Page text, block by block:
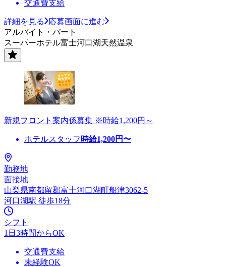
交通費支給
詳細を見る
応募画面に進む
アルバイト・パート
スーパーホテル富士河口湖天然温泉
新規フロント案内係募集 ※時給1,200円～
ホテルスタッフ 時給1,200円〜
勤務地
面接地
山梨県南都留郡富士河口湖町船津3062-5
河口湖駅 徒歩18分
シフト
1日3時間からOK
交通費支給
未経験OK